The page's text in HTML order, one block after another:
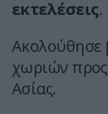
εκτελέσεις.
Ακολούθησε
χωριών
Ασίας.